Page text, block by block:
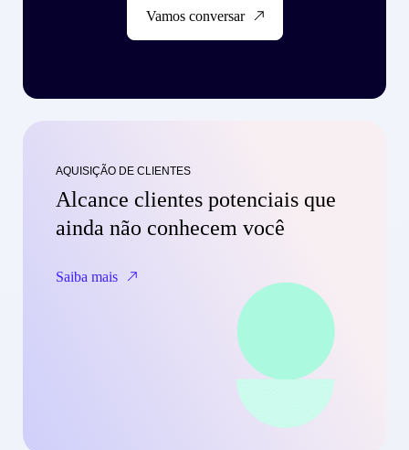
Vamos conversar
AQUISIÇÃO DE CLIENTES
Alcance clientes potenciais que
ainda não conhecem você
Saiba mais